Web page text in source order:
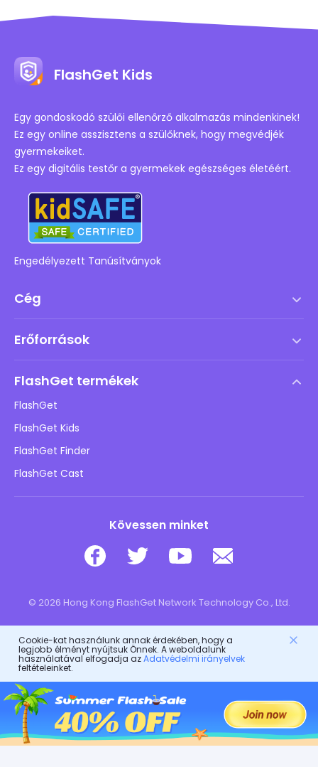
FlashGet Kids
Egy gondoskodó szülői ellenőrző alkalmazás mindenkinek!
Ez egy online asszisztens a szülőknek, hogy megvédjék
gyermekeiket.
Ez egy digitális testőr a gyermekek egészséges életéért.
Engedélyezett Tanúsítványok
Cég
DMCA irányelv
Adatvédelmi irányelvek
Hirdetési irányelvek
Ne adja el az adataimat
Erőforrások
Gyermekek online biztonsága
Letöltés
FlashGet termékek
FlashGet
FlashGet Kids
FlashGet Finder
FlashGet Cast
Kövessen minket
© 2026 Hong Kong FlashGet Network Technology Co., Ltd.
Cookie-kat használunk annak érdekében, hogy a
legjobb élményt nyújtsuk Önnek. A weboldalunk
használatával elfogadja azAdatvédelmi irányelvek
feltételeinket.